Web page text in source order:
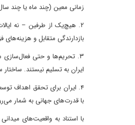
زمانی معین (چند ماه یا چند
۲. هیچ‌یک از طرفین – نه
بازدارندگی متقابل و
۳. تحریم‌ها و حتی فعال‌سازی
ایران به تسلیم نیستند.
۴. ایران برای تحقق اهداف
با قدرت‌های جهانی به شمار
با استناد به واقعیت‌های